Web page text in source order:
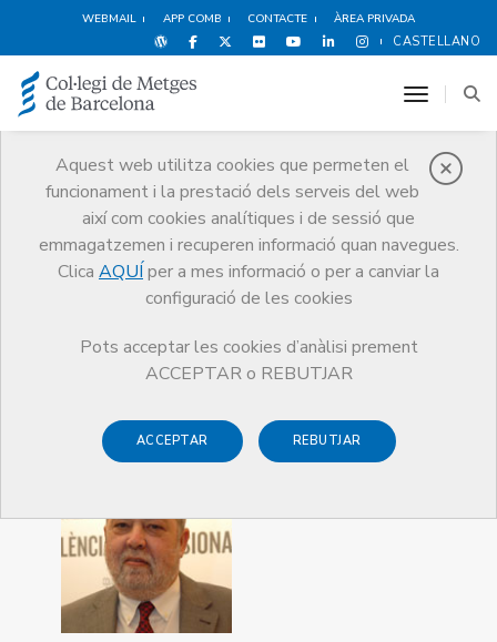
WEBMAIL APP COMB CONTACTE ÀREA PRIVADA
CASTELLANO
Aquest web utilitza cookies que permeten el
funcionament i la prestació dels serveis del web
així com cookies analítiques i de sessió que
emmagatzemen i recuperen informació quan navegues.
Clica AQUÍ per a mes informació o per a canviar la
configuració de les cookies
Pots acceptar les cookies d’anàlisi prement
ACCEPTAR o REBUTJAR
ACCEPTAR REBUTJAR
toggle
Premis
Premis Guardonat Edició 2014
Guardonat Edició 2014